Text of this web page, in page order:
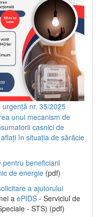
nr. 35/2025
unui mecanism de
casnici de
în situația de sărăcie
pentru beneficiarii
de energie (pdf)
a ajutorului
a ePIDS - Serviciul de
- STS) (pdf)